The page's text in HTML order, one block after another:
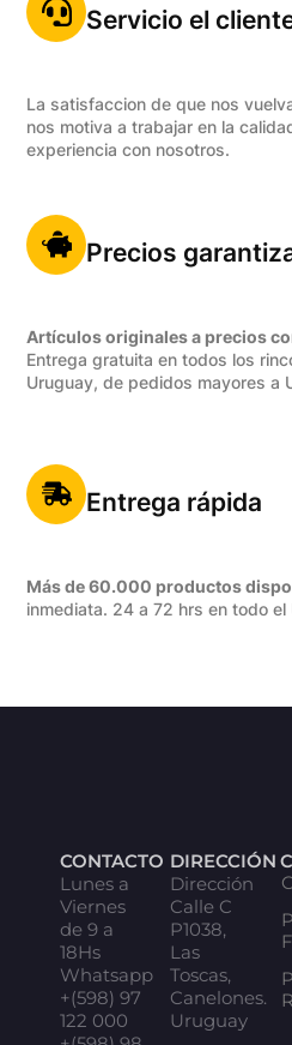
Servicio el
La satisfaccion de que nos
nos motiva a trabajar en la
experiencia con nosotros.
Precios
Artículos originales a precios
Entrega gratuita en todos los
Uruguay, de pedidos mayores a
Entrega rápida
Más de 60.000 productos
inmediata. 24 a 72 hrs en todo
CONTACTO
Lunes a
Viernes
de 9 a
18Hs
Whatsapp
+(598) 97
122 000
DIRECCIÓN
Dirección
Calle C
P1038,
Las
Toscas,
Canelones.
Uruguay